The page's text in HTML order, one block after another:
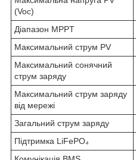
(Voc)
Діапазон MPPT
Максимальний струм PV
Максимальний сонячний
струм заряду
Максимальний струм заряду
від мережі
Загальний струм заряду
Підтримка LiFePO₄